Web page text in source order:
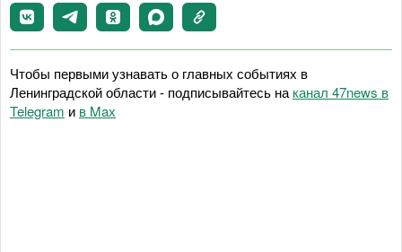
Чтобы первыми узнавать о главных событиях в
Ленинградской области - подписывайтесь на канал 47news в
Telegram и в Maх